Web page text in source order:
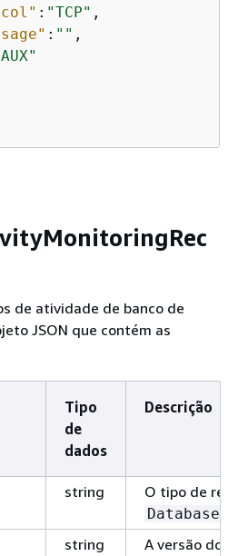
: "TCP" ,
: "" ,
de atividade de banco de
JSON que contém as
Tipo
de
dados
Descrição
string O tipo de
string
A versão